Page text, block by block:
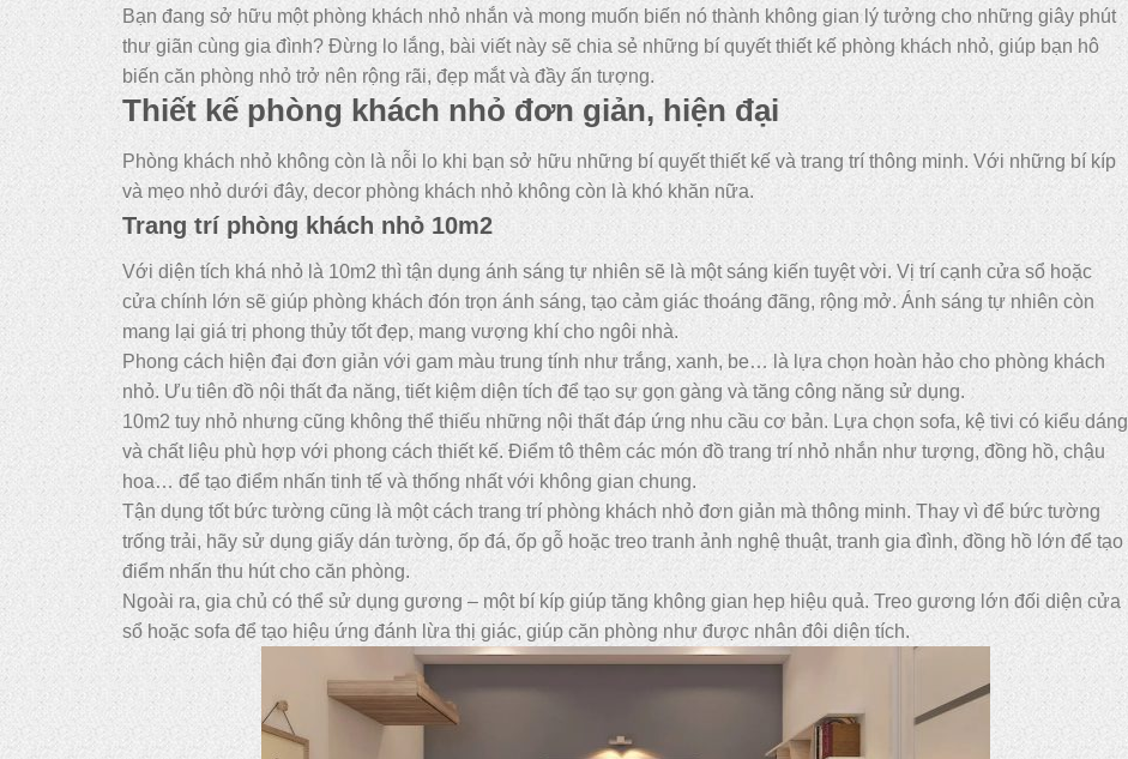
Bạn đang sở hữu một phòng khách nhỏ nhắn và mong muốn biến nó thành không gian lý tưởng cho những giây phút
thư giãn cùng gia đình? Đừng lo lắng, bài viết này sẽ chia sẻ những bí quyết thiết kế phòng khách nhỏ, giúp bạn hô
biến căn phòng nhỏ trở nên rộng rãi, đẹp mắt và đầy ấn tượng.
Thiết kế phòng khách nhỏ đơn giản, hiện đại
Phòng khách nhỏ không còn là nỗi lo khi bạn sở hữu những bí quyết thiết kế và trang trí thông minh. Với những bí kíp
và mẹo nhỏ dưới đây, decor phòng khách nhỏ không còn là khó khăn nữa.
Trang trí phòng khách nhỏ 10m2
Với diện tích khá nhỏ là 10m2 thì tận dụng ánh sáng tự nhiên sẽ là một sáng kiến tuyệt vời. Vị trí cạnh cửa sổ hoặc
cửa chính lớn sẽ giúp phòng khách đón trọn ánh sáng, tạo cảm giác thoáng đãng, rộng mở. Ánh sáng tự nhiên còn
mang lại giá trị phong thủy tốt đẹp, mang vượng khí cho ngôi nhà.
Phong cách hiện đại đơn giản với gam màu trung tính như trắng, xanh, be… là lựa chọn hoàn hảo cho phòng khách
nhỏ. Ưu tiên đồ nội thất đa năng, tiết kiệm diện tích để tạo sự gọn gàng và tăng công năng sử dụng.
10m2 tuy nhỏ nhưng cũng không thể thiếu những nội thất đáp ứng nhu cầu cơ bản. Lựa chọn sofa, kệ tivi có kiểu dáng
và chất liệu phù hợp với phong cách thiết kế. Điểm tô thêm các món đồ trang trí nhỏ nhắn như tượng, đồng hồ, chậu
hoa… để tạo điểm nhấn tinh tế và thống nhất với không gian chung.
Tận dụng tốt bức tường cũng là một cách trang trí phòng khách nhỏ đơn giản mà thông minh. Thay vì để bức tường
trống trải, hãy sử dụng giấy dán tường, ốp đá, ốp gỗ hoặc treo tranh ảnh nghệ thuật, tranh gia đình, đồng hồ lớn để tạo
điểm nhấn thu hút cho căn phòng.
Ngoài ra, gia chủ có thể sử dụng gương – một bí kíp giúp tăng không gian hẹp hiệu quả. Treo gương lớn đối diện cửa
sổ hoặc sofa để tạo hiệu ứng đánh lừa thị giác, giúp căn phòng như được nhân đôi diện tích.